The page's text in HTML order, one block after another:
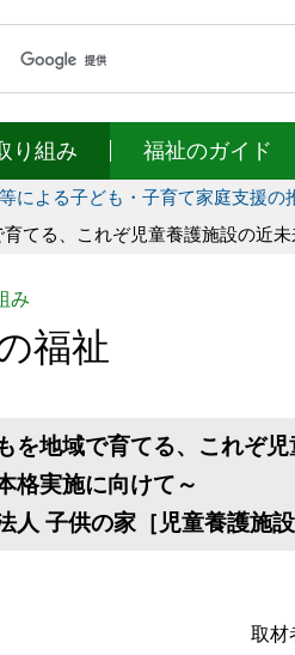
り組み 福祉のガイド
による子ども・子育て家庭支援の
てる、これぞ児童養護施設の近未
み
福祉
を地域で育てる、これぞ
格実施に向けて～
人 子供の家［児童養護施
取材